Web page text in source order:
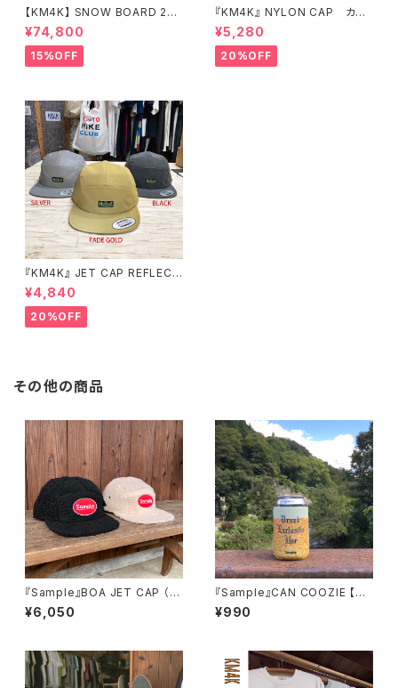
【KM4K】 SNOW BOARD 25/
26 "PARADICE STICK" パラ
ダイススティック
¥74,800
15%OFF
『KM4K』 NYLON CAP カモ
シカ ナイロンキャップ
¥5,280
20%OFF
『KM4K』 JET CAP REFLECT
OR カモシカ ジェットキャップ
リフレクター
¥4,840
20%OFF
その他の商品
『Sample』BOA JET CAP （O
BLONG PATCH） ボアジェッ
トキャップ
¥6,050
『Sample』CAN COOZIE 【dr
unk exclusibe use】カンクー
ジー
¥990